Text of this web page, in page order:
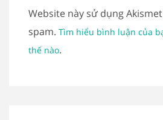
Website này sử dụng
spam. Tìm hiểu bình luận của
thế nào.